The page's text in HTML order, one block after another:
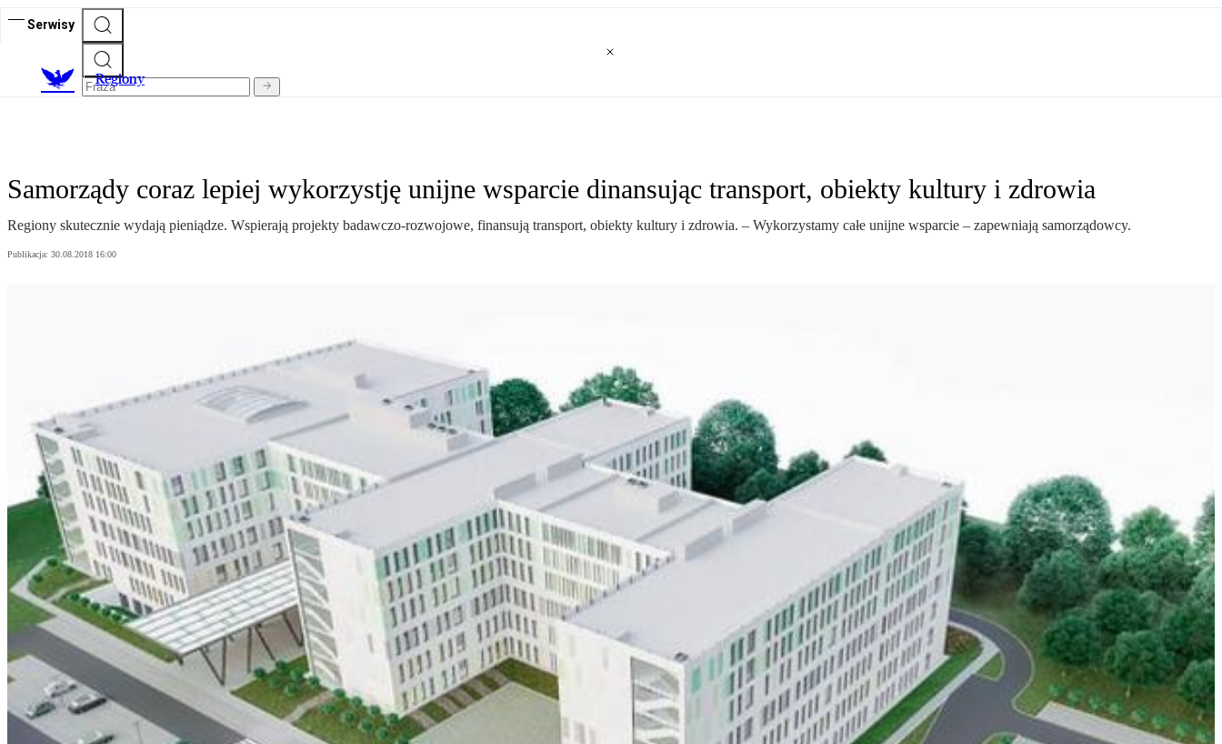
Serwisy
Regiony
Samorządy coraz lepiej wykorzystję unijne wsparcie dinansując transport, obiekty kultury i zdrowia
Regiony skutecznie wydają pieniądze. Wspierają projekty badawczo-rozwojowe, finansują transport, obiekty kultury i zdrowia. – Wykorzystamy całe unijne wsparcie – zapewniają samorządowcy.
Publikacja: 30.08.2018 16:00